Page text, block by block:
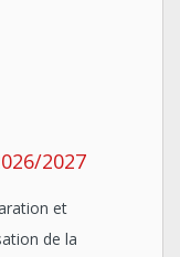
2027
et
de la